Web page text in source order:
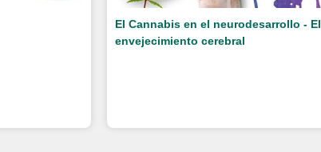
El Cannabis en el neurodesarrollo - El
envejecimiento cerebral